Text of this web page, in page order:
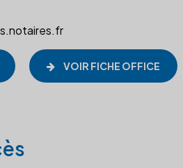
VOIR FICHE OFFICE